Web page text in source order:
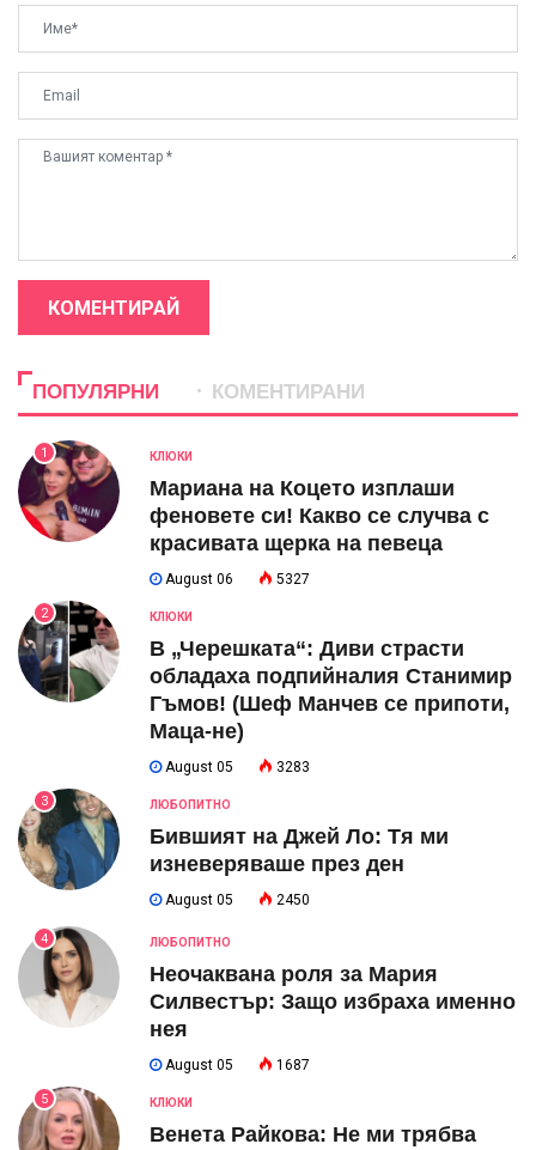
КОМЕНТИРАЙ
ПОПУЛЯРНИ КОМЕНТИРАНИ
1 КЛЮКИ
Мариана на Коцето изплаши
феновете си! Какво се случва с
красивата щерка на певеца
August 06 5327
2 КЛЮКИ
В „Черешката“: Диви страсти
обладаха подпийналия Станимир
Гъмов! (Шеф Манчев се припоти,
Маца-не)
August 05 3283
3 ЛЮБОПИТНО
Бившият на Джей Ло: Тя ми
изневеряваше през ден
August 05 2450
4 ЛЮБОПИТНО
Неочаквана роля за Мария
Силвестър: Защо избраха именно
нея
August 05 1687
5 КЛЮКИ
Венета Райкова: Не ми трябва